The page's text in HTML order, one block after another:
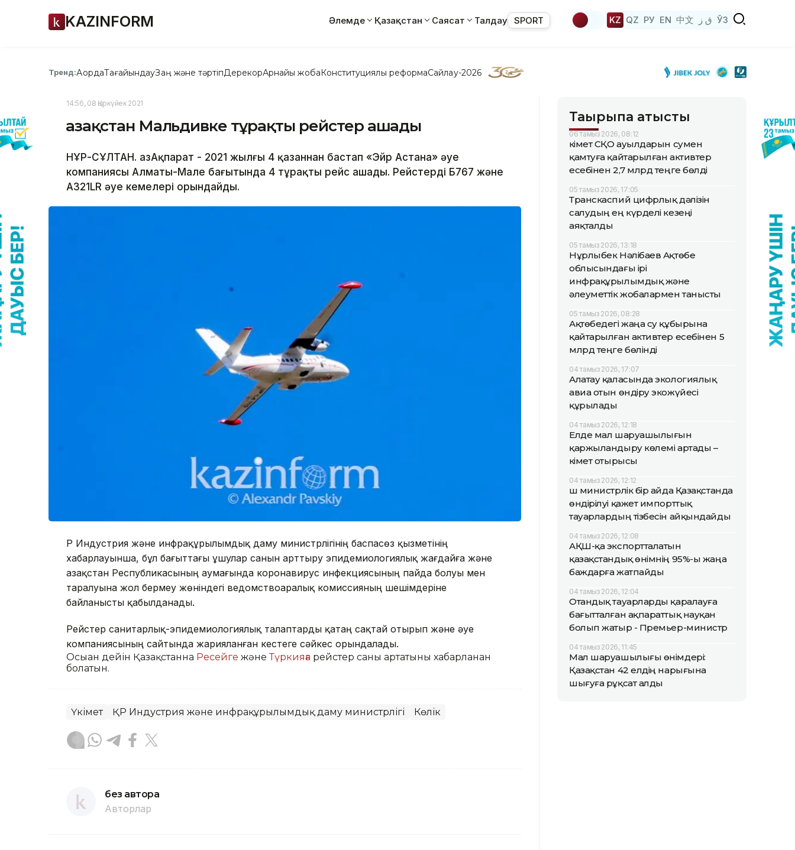
KAZINFORM Әлемде Қазақстан Саясат Талдау SPORT KZ QZ РУ EN 中文 ق ز ЎЗ
Тренд:АқордаТағайындауЗаң және тәртіпДерекқорАрнайы жобаКонституциялық реформаСайлау-2026
14:56, 08 Қыркүйек 2021
Қазақстан Мальдивке тұрақты рейстер ашады
НҰР-СҰЛТАН. ҚазАқпарат - 2021 жылғы 4 қазаннан бастап «Эйр Астана» әуе
компаниясы Алматы-Мале бағытында 4 тұрақты рейс ашады. Рейстерді Б767 және
А321LR әуе кемелері орындайды.
ҚР Индустрия және инфрақұрылымдық даму министрлігінің баспасөз қызметінің
хабарлауынша, бұл бағыттағы ұшулар санын арттыру эпидемиологиялық жағдайға және
Қазақстан Республикасының аумағында коронавирус инфекциясының пайда болуы мен
таралуына жол бермеу жөніндегі ведомствоаралық комиссияның шешімдеріне
байланысты қабылданады.
Рейстер санитарлық-эпидемиологиялық талаптарды қатаң сақтай отырып және әуе
компаниясының сайтында жарияланған кестеге сәйкес орындалады.
Осыған дейін Қазақстанна Ресейге жәнеТүркияға рейстер саны артатыны хабарланған
болатын.
Үкімет ҚР Индустрия және инфрақұрылымдық даму министрлігі Көлік
без автора
Авторлар
Тақырыпқа қатысты
06 тамыз 2026, 08:12
Үкімет СҚО ауылдарын сумен
қамтуға қайтарылған активтер
есебінен 2,7 млрд теңге бөлді
05 тамыз 2026, 17:05
Транскаспий цифрлық дәлізін
салудың ең күрделі кезеңі
аяқталды
05 тамыз 2026, 13:18
Нұрлыбек Нәлібаев Ақтөбе
облысындағы ірі
инфрақұрылымдық және
әлеуметтік жобалармен танысты
05 тамыз 2026, 08:28
Ақтөбедегі жаңа су құбырына
қайтарылған активтер есебінен 5
млрд теңге бөлінді
04 тамыз 2026, 17:07
Алатау қаласында экологиялық
авиа отын өндіру экожүйесі
құрылады
04 тамыз 2026, 12:18
Елде мал шаруашылығын
қаржыландыру көлемі артады –
Үкімет отырысы
04 тамыз 2026, 12:12
Үш министрлік бір айда Қазақстанда
өндірілуі қажет импорттық
тауарлардың тізбесін айқындайды
04 тамыз 2026, 12:08
АҚШ-қа экспортталатын
қазақстандық өнімнің 95%-ы жаңа
баждарға жатпайды
04 тамыз 2026, 12:04
Отандық тауарларды қаралауға
бағытталған ақпараттық науқан
болып жатыр - Премьер-министр
04 тамыз 2026, 11:45
Мал шаруашылығы өнімдері:
Қазақстан 42 елдің нарығына
шығуға рұқсат алды